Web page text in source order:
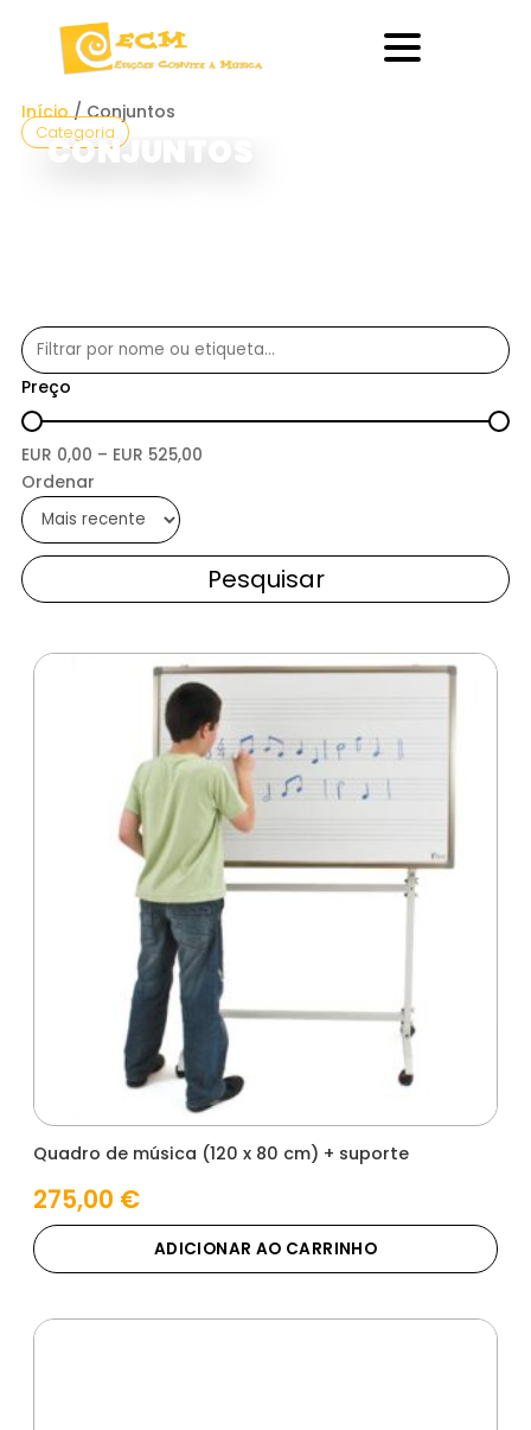
Início/ Conjuntos
Categoria
CONJUNTOS
Preço
EUR 0,00 – EUR 525,00
Ordenar
Pesquisar
Quadro de música (120 x 80 cm) + suporte
275,00 €
ADICIONAR AO CARRINHO